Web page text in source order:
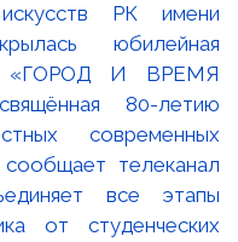
РК имени
юбилейная
«ГОРОД И ВРЕМЯ
80-летию
современных
сообщает телеканал
все этапы
от студенческих